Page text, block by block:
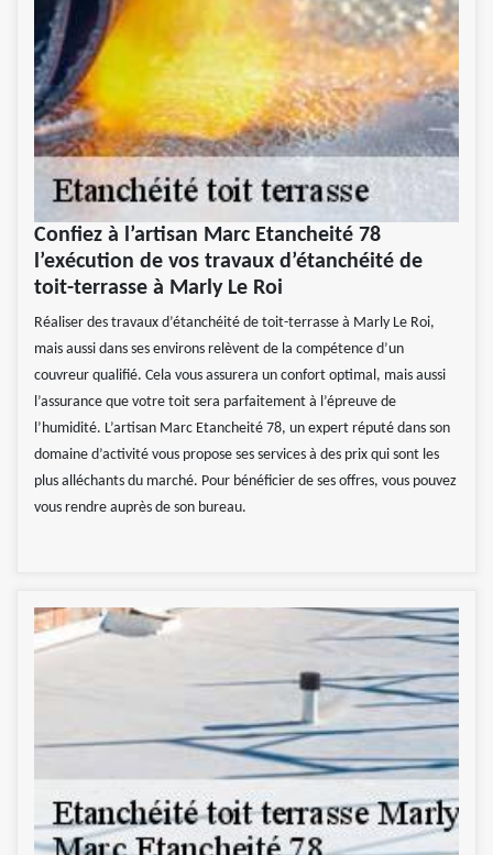
Confiez à l’artisan Marc Etancheité 78
l’exécution de vos travaux d’étanchéité de
toit-terrasse à Marly Le Roi
Réaliser des travaux d’étanchéité de toit-terrasse à Marly Le Roi,
mais aussi dans ses environs relèvent de la compétence d’un
couvreur qualifié. Cela vous assurera un confort optimal, mais aussi
l’assurance que votre toit sera parfaitement à l’épreuve de
l’humidité. L’artisan Marc Etancheité 78, un expert réputé dans son
domaine d’activité vous propose ses services à des prix qui sont les
plus alléchants du marché. Pour bénéficier de ses offres, vous pouvez
vous rendre auprès de son bureau.